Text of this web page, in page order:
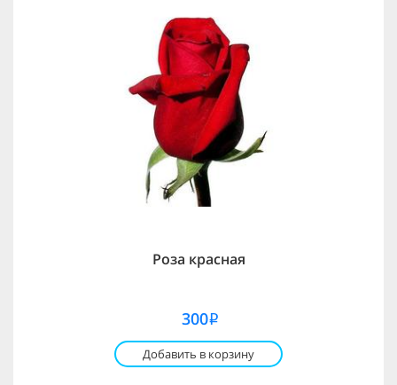
Роза красная
300i
Добавить в корзину